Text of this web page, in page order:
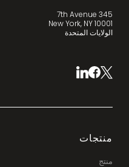
345 7th Avenue
New York, NY 10001
الولايات المتحدة
منتجات
منتج